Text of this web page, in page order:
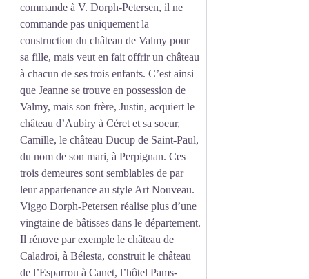
commande à V. Dorph-Petersen, il ne
commande pas uniquement la
construction du château de Valmy pour
sa fille, mais veut en fait offrir un château
à chacun de ses trois enfants. C’est ainsi
que Jeanne se trouve en possession de
Valmy, mais son frère, Justin, acquiert le
château d’Aubiry à Céret et sa soeur,
Camille, le château Ducup de Saint-Paul,
du nom de son mari, à Perpignan. Ces
trois demeures sont semblables de par
leur appartenance au style Art Nouveau.
Viggo Dorph-Petersen réalise plus d’une
vingtaine de bâtisses dans le département.
Il rénove par exemple le château de
Caladroi, à Bélesta, construit le château
de l’Esparrou à Canet, l’hôtel Pams-